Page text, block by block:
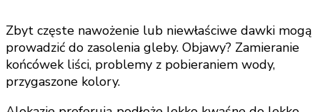
Zbyt częste nawożenie lub niewłaściwe dawki mogą
prowadzić do zasolenia gleby. Objawy? Zamieranie
końcówek liści, problemy z pobieraniem wody,
przygaszone kolory.